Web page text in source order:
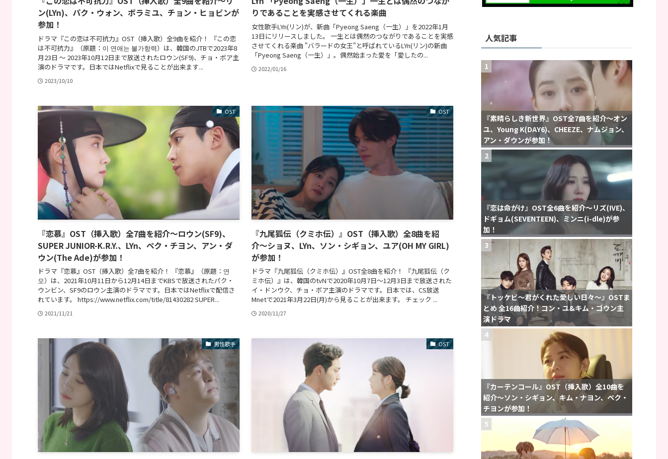
ン(LYn)、パク・ウォン、ボラミユ、チョン・ヒョビンが
参加！
ドラマ『この恋は不可抗力』OST（挿入歌）全9曲を紹介！ 『この恋
は不可抗力』（原題：이 연애는 불가항력）は、韓国のJTBで2023年8
月23日 〜 2023年10月12日まで放送されたロウン(SF9)、チョ・ボア主
演のドラマです。日本ではNetflixで見ることが出来ます...
2023/10/10
りであることを実感させてくれる楽曲
女性歌手LYn(リン)が、新曲「Pyeong Saeng（一生）」を2022年1月
13日にリリースしました。 一生とは偶然のつながりであることを実感
させてくれる楽曲 "バラードの女王"と呼ばれているLYn(リン)の新曲
「Pyeong Saeng（一生）」。偶然始まった愛を「愛したの...
2022/01/16
OST
『恋慕』OST（挿入歌）全7曲を紹介〜ロウン(SF9)、
SUPER JUNIOR-K.R.Y.、LYn、ペク・チヨン、アン・ダ
ウン(The Ade)が参加！
ドラマ『恋慕』OST（挿入歌）全7曲を紹介！ 『恋慕』（原題：연
모）は、2021年10月11日から12月14日までKBSで放送されたパク・
ウンビン、SF9のロウン主演のドラマです。日本ではNetflixで配信さ
れています。 https://www.netflix.com/title/81430282 SUPER...
2021/11/21
OST
『九尾狐伝（クミホ伝）』OST（挿入歌）全8曲を紹
介〜ショヌ、LYn、ソン・シギョン、ユア(OH MY GIRL)
が参加！
ドラマ『九尾狐伝（クミホ伝）』OST全8曲を紹介！ 『九尾狐伝（ク
ミホ伝）』は、韓国のtvNで2020年10月7日〜12月3日まで放送された
イ・ドンウク、チョ・ボア主演のドラマです。日本では、CS放送
Mnetで2021年3月22日(月)から見ることが出来ます。 チェック ...
2020/11/27
男性歌手 OST
人気記事
1
『素晴らしき新世界』OST全7曲を紹介〜オン
ユ、Young K(DAY6)、CHEEZE、ナムジョン、
アン・ダウンが参加！
2
『恋は命がけ』OST全6曲を紹介〜リズ(IVE)、
ドギョム(SEVENTEEN)、ミンニ(i-dle)が参
加！
3
『トッケビ〜君がくれた愛しい日々〜』OSTま
とめ 全16曲紹介！コン・ユ&キム・ゴウン主
演ドラマ
4
『カーテンコール』OST（挿入歌）全10曲を
紹介〜ソン・シギョン、キム・ナヨン、ペク・
チヨンが参加！
5